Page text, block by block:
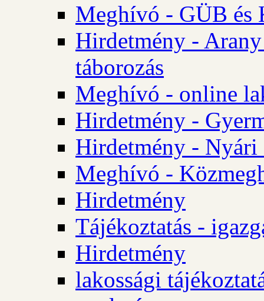
Meghívó - GÜB és
Hirdetmény - Arany
táborozás
Meghívó - online
Hirdetmény -
Hirdetmény - Nyári
Meghívó -
Hirdetmény
Tájékoztatás -
Hirdetmény
lakossági